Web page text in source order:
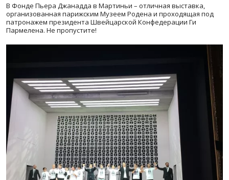
В Фонде Пьера Джанадда в Мартиньи – отличная выставка,
организованная парижским Музеем Родена и проходящая под
патронажем президента Швейцарской Конфедерации Ги
Пармелена. Не пропустите!